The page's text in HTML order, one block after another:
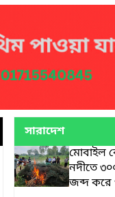
সারাদেশ
মোবাইল
নদীতে
জব্দ করে